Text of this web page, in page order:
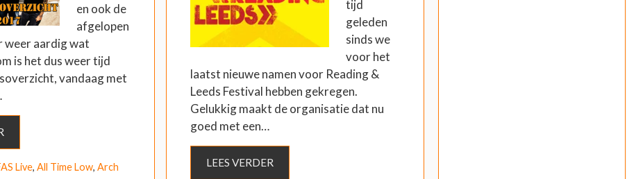
en ook de
afgelopen
weer aardig wat
is het dus weer tijd
vandaag met
Live, All Time Low, Arch
tijd
geleden
sinds we
voor het
laatst nieuwe namen voor Reading &
Leeds Festival hebben gekregen.
Gelukkig maakt de organisatie dat nu
goed met een…
LEES VERDER